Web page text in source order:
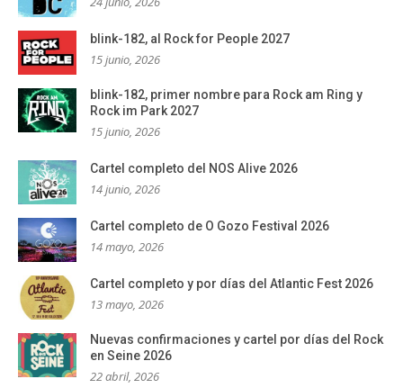
blink-182, al Rock for People 2027
15 junio, 2026
blink-182, primer nombre para Rock am Ring y
Rock im Park 2027
15 junio, 2026
Cartel completo del NOS Alive 2026
14 junio, 2026
Cartel completo de O Gozo Festival 2026
14 mayo, 2026
Cartel completo y por días del Atlantic Fest 2026
13 mayo, 2026
Nuevas confirmaciones y cartel por días del Rock
en Seine 2026
22 abril, 2026